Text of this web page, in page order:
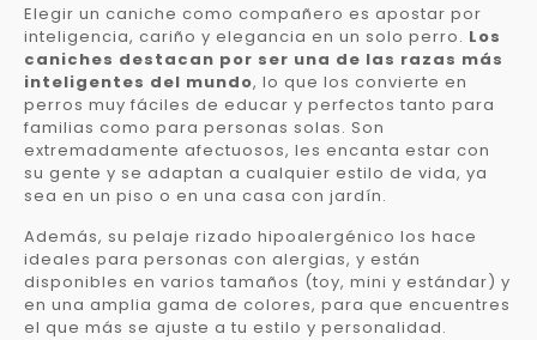
Elegir un caniche como compañero es apostar por
inteligencia, cariño y elegancia en un solo perro. Los
caniches destacan por ser una de las razas más
inteligentes del mundo, lo que los convierte en
perros muy fáciles de educar y perfectos tanto para
familias como para personas solas. Son
extremadamente afectuosos, les encanta estar con
su gente y se adaptan a cualquier estilo de vida, ya
sea en un piso o en una casa con jardín.
Además, su pelaje rizado hipoalergénico los hace
ideales para personas con alergias, y están
disponibles en varios tamaños (toy, mini y estándar) y
en una amplia gama de colores, para que encuentres
el que más se ajuste a tu estilo y personalidad.